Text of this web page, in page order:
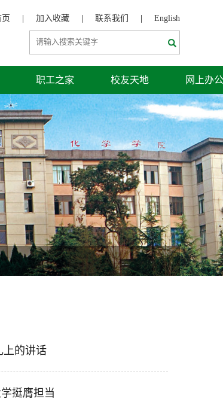
English
联系我们
加入收藏
职工之家 校友天地 网上办公
的讲话
挺膺担当